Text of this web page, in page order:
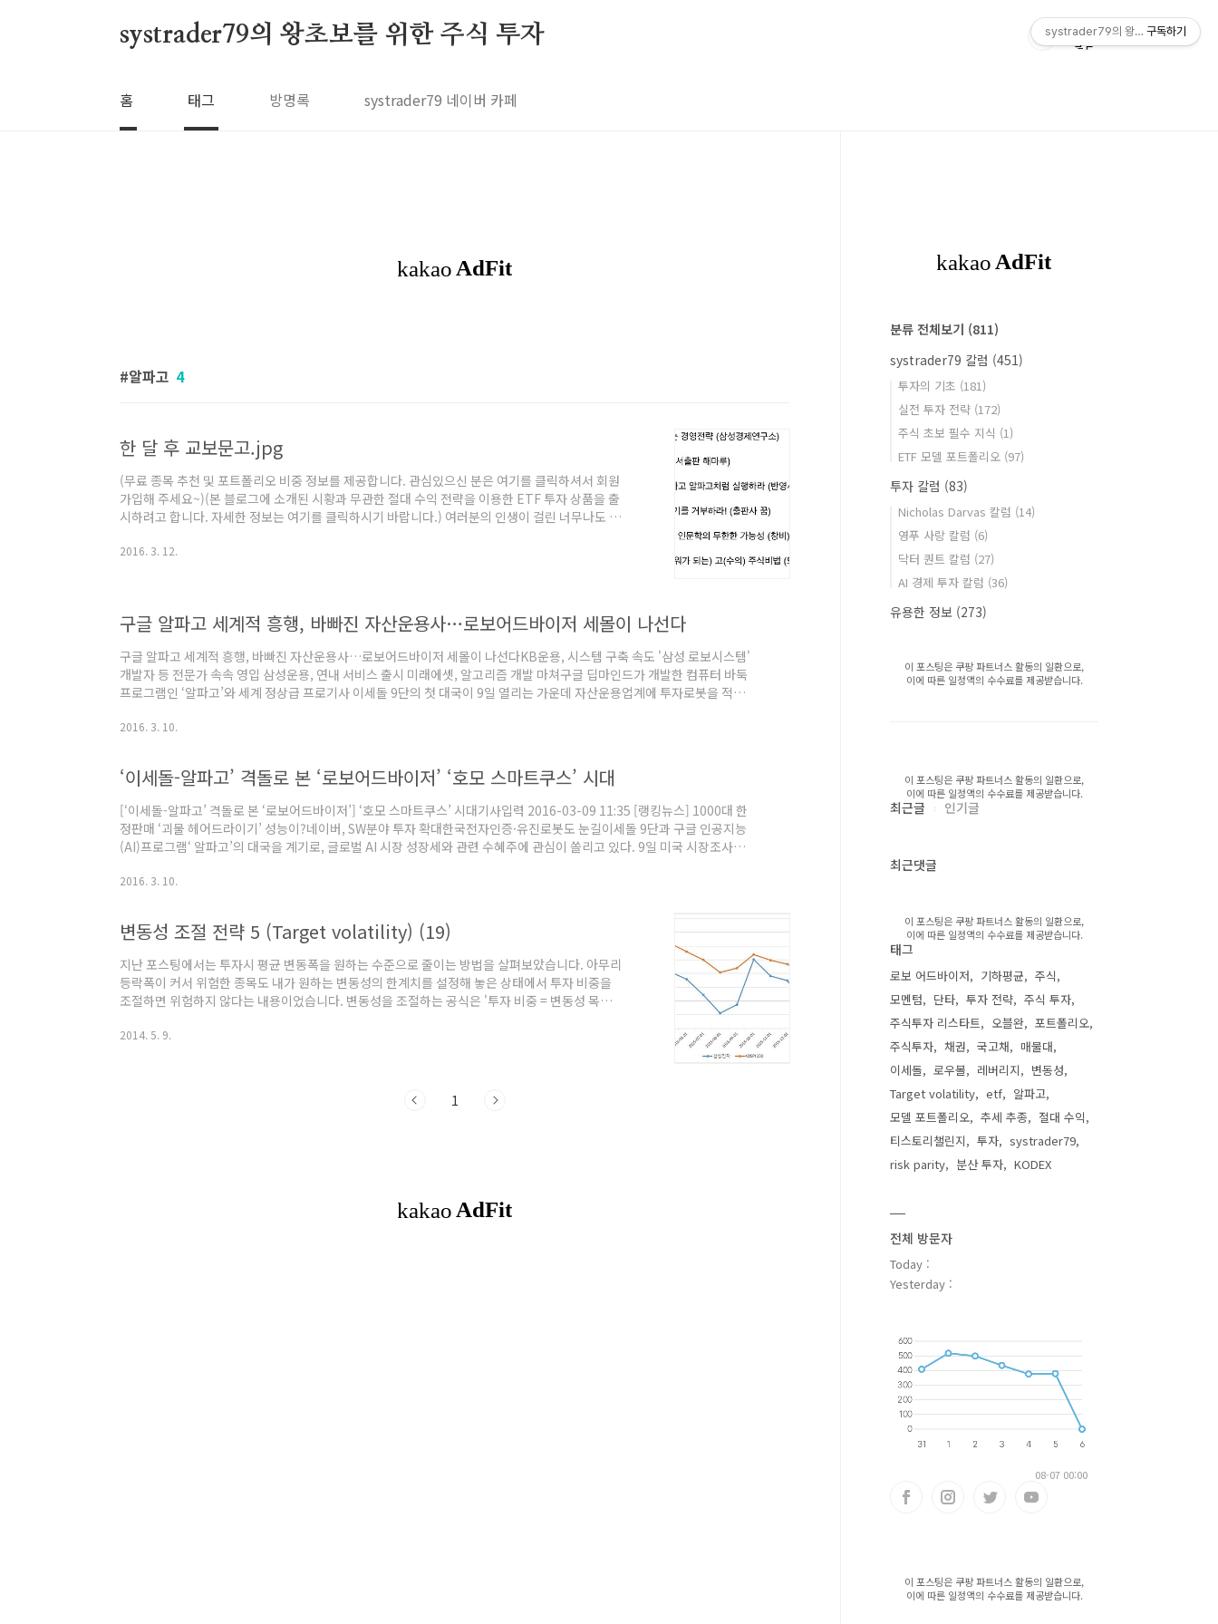
systrader79의 왕초보를 위한 주식 투자
홈 태그 방명록 systrader79 네이버 카페
알파고 4
한 달 후 교보문고.jpg
(무료 종목 추천 및 포트폴리오 비중 정보를 제공합니다. 관심있으신 분은 여기를 클릭하셔서 회원
가입해 주세요~)(본 블로그에 소개된 시황과 무관한 절대 수익 전략을 이용한 ETF 투자 상품을 출
시하려고 합니다. 자세한 정보는 여기를 클릭하시기 바랍니다.) 여러분의 인생이 걸린 너무나도 중
2016. 3. 12.
구글 알파고 세계적 흥행, 바빠진 자산운용사…로보어드바이저 세몰이 나선다
구글 알파고 세계적 흥행, 바빠진 자산운용사…로보어드바이저 세몰이 나선다KB운용, 시스템 구축 속도 '삼성 로보시스템'
개발자 등 전문가 속속 영입 삼성운용, 연내 서비스 출시 미래에셋, 알고리즘 개발 마쳐구글 딥마인드가 개발한 컴퓨터 바둑
프로그램인 ‘알파고’와 세계 정상급 프로기사 이세돌 9단의 첫 대국이 9일 열리는 가운데 자산운용업계에 투자로봇을 적극적
칙)에 기반한 로보어드바이저(로봇+투자자문) 서비스 구축을 강화하고 나선 것이다. ◆후발주자 KB운용, 가장 적극 8일 금
..
2016. 3. 10.
‘이세돌-알파고’ 격돌로 본 ‘로보어드바이저’ ‘호모 스마트쿠스’ 시대
[‘이세돌-알파고’ 격돌로 본 ‘로보어드바이저’] ‘호모 스마트쿠스’ 시대기사입력 2016-03-09 11:35 [랭킹뉴스] 1000대 한
정판매 ‘괴물 헤어드라이기’ 성능이?네이버, SW분야 투자 확대한국전자인증·유진로봇도 눈길이세돌 9단과 구글 인공지능
(AI)프로그램‘ 알파고’의 대국을 계기로, 글로벌 AI 시장 성장세와 관련 수혜주에 관심이 쏠리고 있다. 9일 미국 시장조사업체
153억달러가 될 것으로 추산되고있다. 2015~2019년 연평균 성장률은 19,7%에 이를 것으로 예상된다. 총 5가지로 분류되
2016. 3. 10.
변동성 조절 전략 5 (Target volatility) (19)
지난 포스팅에서는 투자시 평균 변동폭을 원하는 수준으로 줄이는 방법을 살펴보았습니다. 아무리
등락폭이 커서 위험한 종목도 내가 원하는 변동성의 한계치를 설정해 놓은 상태에서 투자 비중을
조절하면 위험하지 않다는 내용이었습니다. 변동성을 조절하는 공식은 '투자 비중 = 변동성 목표
당히 많지만, 이 포스팅에서는 그 중 가장 간단한 '수익률의 표준 편차'로 구하는 방법을 소개하려
2014. 5. 9.
1
분류 전체보기 (811)
systrader79 칼럼 (451)
투자의 기초 (181)
실전 투자 전략 (172)
주식 초보 필수 지식 (1)
ETF 모델 포트폴리오 (97)
투자 칼럼 (83)
Nicholas Darvas 칼럼 (14)
영푸 사랑 칼럼 (6)
닥터 퀀트 칼럼 (27)
AI 경제 투자 칼럼 (36)
유용한 정보 (273)
이 포스팅은 쿠팡 파트너스 활동의 일환으로,
이에 따른 일정액의 수수료를 제공받습니다.
이 포스팅은 쿠팡 파트너스 활동의 일환으로,
이에 따른 일정액의 수수료를 제공받습니다.
최근글 인기글
최근댓글
이 포스팅은 쿠팡 파트너스 활동의 일환으로,
이에 따른 일정액의 수수료를 제공받습니다.
태그
로보 어드바이저 기하평균
주식
모멘텀
단타 투자 전략
주식 투자
주식투자 리스타트
오블완
포트폴리오
주식투자
채권 국고채
매물대
이세돌
로우볼 레버리지
변동성
Target volatility
etf
알파고
모델 포트폴리오
추세 추종
절대 수익
티스토리챌린지
투자
systrader79
risk parity
분산 투자 KODEX
전체 방문자
Today :
Yesterday :
08-07 00:00
이 포스팅은 쿠팡 파트너스 활동의 일환으로,
이에 따른 일정액의 수수료를 제공받습니다.
systrader79의 왕초보를 위한 주식
구독하기